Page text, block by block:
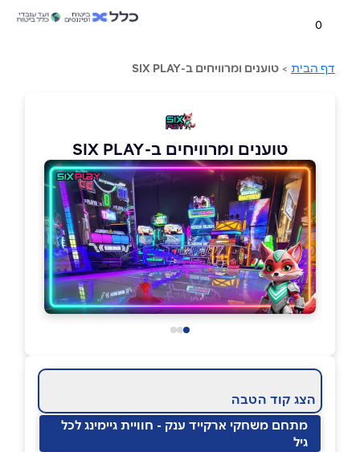
0
דף הבית > טוענים ומרוויחים ב-SIX PLAY
טוענים ומרוויחים ב-SIX PLAY
הצג קוד הטבה
מתחם משחקי ארקייד ענק - חוויית גיימינג לכל
גיל